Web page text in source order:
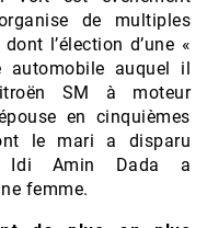
de multiples
l’élection d’une «
automobile auquel il
SM à moteur
en cinquièmes
le mari a disparu
Idi Amin Dada a
femme.